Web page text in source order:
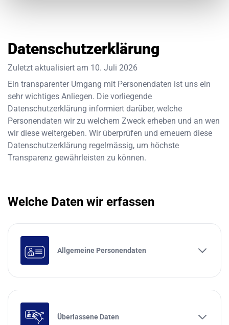
Datenschutzerklärung
Zuletzt aktualisiert am 10. Juli 2026
Ein transparenter Umgang mit Personendaten ist uns ein
sehr wichtiges Anliegen. Die vorliegende
Datenschutzerklärung informiert darüber, welche
Personendaten wir zu welchem Zweck erheben und an wen
wir diese weitergeben. Wir überprüfen und erneuern diese
Datenschutzerklärung regelmässig, um höchste
Transparenz gewährleisten zu können.
Welche Daten wir erfassen
Allgemeine Personendaten
Überlassene Daten